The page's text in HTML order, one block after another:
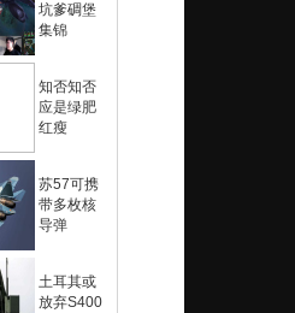
坑爹碉堡
集锦
知否知否
应是绿肥
红瘦
苏57可携
带多枚核
导弹
土耳其或
放弃S400